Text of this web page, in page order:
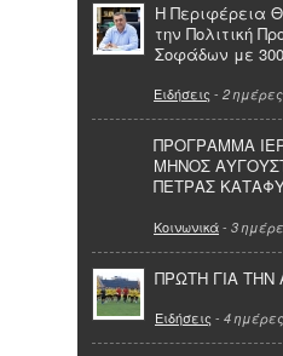
Η Περιφέρεια
την Πολιτική
Σοφάδων με
Ειδήσεις - 2
ΠΡΟΓΡΑΜΜΑ
ΜΗΝΟΣ
ΠΕΤΡΑΣ
Κοινωνικά- 3
ΠΡΩΤΗ ΓΙΑ ΤΗΝ
Ειδήσεις - 4